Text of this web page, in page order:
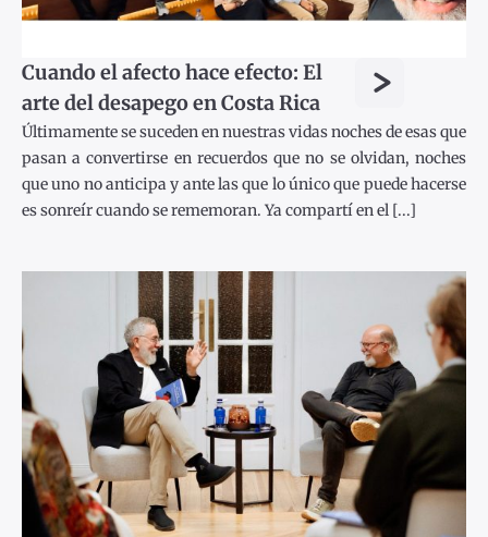
Cuando el afecto hace efecto: El
arte del desapego en Costa Rica
>
Últimamente se suceden en nuestras vidas noches de esas que
pasan a convertirse en recuerdos que no se olvidan, noches
que uno no anticipa y ante las que lo único que puede hacerse
es sonreír cuando se rememoran. Ya compartí en el [...]